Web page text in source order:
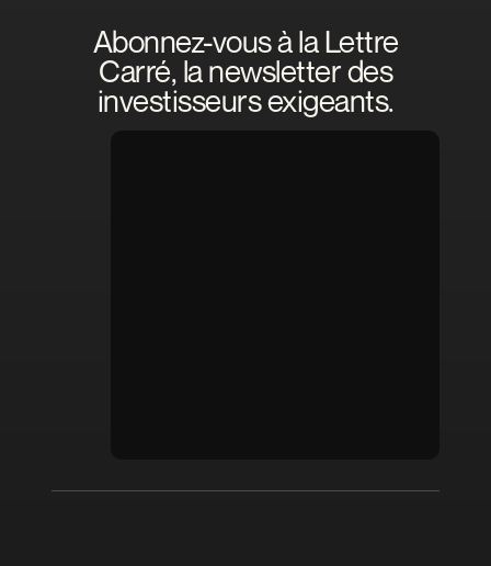
Abonnez-vous à la Lettre
Carré, la newsletter des
investisseurs exigeants.